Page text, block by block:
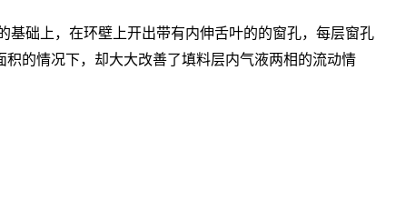
础上，在环壁上开出带有内伸舌叶的的窗孔，每层窗孔
的情况下，却大大改善了填料层内气液两相的流动情